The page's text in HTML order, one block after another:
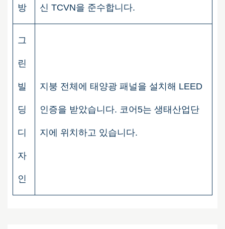
방 신 TCVN을 준수합니다.
그
린
빌
딩
디
자
인
지붕 전체에 태양광 패널을 설치해 LEED
인증을 받았습니다. 코어5는 생태산업단
지에 위치하고 있습니다.